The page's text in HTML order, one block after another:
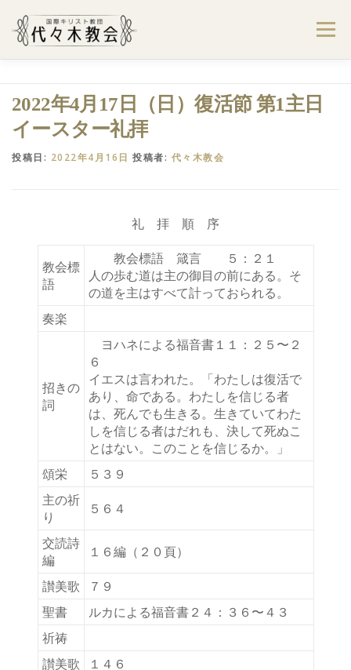
メニュー
2022年4月17日（日）復活節 第1主日
イースター礼拝
投稿日: 2022年4月16日 投稿者: 代々木教会
礼 拝 順 序
教会標
語
教会標語 箴言 ５：２１
人の歩む道は主の御目の前にある。そ
の道を主はすべて計っておられる。
奏楽
招きの
詞
ヨハネによる福音書１１：２５〜２
６
イエスは言われた。「わたしは復活で
あり、命である。わたしを信じる者
は、死んでも生きる。生きていてわた
しを信じる者はだれも、決して死ぬこ
とはない。このことを信じるか。」
し
タ
で
く)
頌栄
５３９
主の祈
り
５６４
交読詩
編
１６編（２０頁）
讃美歌
７９
聖書
ルカによる福音書２４：３６〜４３
祈祷
讃美歌
１４６